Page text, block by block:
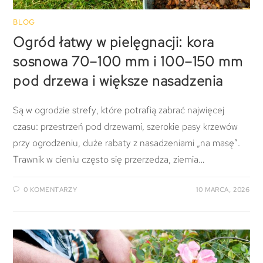
BLOG
Ogród łatwy w pielęgnacji: kora
sosnowa 70–100 mm i 100–150 mm
pod drzewa i większe nasadzenia
Są w ogrodzie strefy, które potrafią zabrać najwięcej
czasu: przestrzeń pod drzewami, szerokie pasy krzewów
przy ogrodzeniu, duże rabaty z nasadzeniami „na masę”.
Trawnik w cieniu często się przerzedza, ziemia…
0 KOMENTARZY 10 MARCA, 2026